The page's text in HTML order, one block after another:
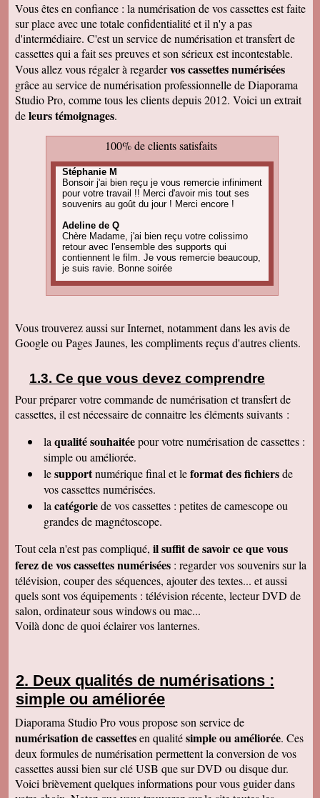
Vous êtes en confiance : la numérisation de vos cassettes est faite
sur place avec une totale confidentialité et il n'y a pas
d'intermédiaire. C'est un service de numérisation et transfert de
cassettes qui a fait ses preuves et son sérieux est incontestable.
Vous allez vous régaler à regardervos cassettes numérisées
grâce au service de numérisation professionnelle de Diaporama
Studio Pro, comme tous les clients depuis 2012. Voici un extrait
deleurs témoignages.
100% de clients satisfaits
Stéphanie M
Bonsoir j'ai bien reçu je vous remercie infiniment
pour votre travail !! Merci d'avoir mis tout ses
souvenirs au goût du jour ! Merci encore !
Adeline de Q
Chère Madame, j'ai bien reçu votre colissimo
retour avec l'ensemble des supports qui
contiennent le film. Je vous remercie beaucoup,
je suis ravie. Bonne soirée
projets de commande, alors, sûrement à bientôt
! Cordialement
d'image est parfaite. Merci beaucoup
Nadine H
Bonjour, on a bien reçu le colis on vous
remercie beaucoup bonne journée
Christian R
Encore une belle expérience, comme la
première fois nous sommes ravis. Merci de
pouvoir nous faire revivre le passé Travail
raffiné, effectué consciencieusement , avec en
plus des délais et prix tout à fait corrects
À recommander sans hésitation
Les Alesiens
Bonjour, super ! Suite au super résultat de la
première cassette, mes grands-parents ont
décidé de toutes les faire pour pouvoir voir a
nouveau ces souvenirs sur la télé :)
Cordialement
Cécile M
Bonjour. Je viens de recevoir le colis et je suis
en train de regarder les films sur mon ordinateur.
Amandine L
Bonjour nous avons bien reçus les cassettes et
les vidéos sont supers ! Merci beaucoup
Cordialement,
Jean-Marie B
Colis bien reçu ça marche en direct sur la TV.
Merci beaucoup. Des amis vont vous contacter
de ma part. Bonne continuation
Alain L
Vous trouverez aussi sur Internet, notamment dans les avis de
Google ou Pages Jaunes, les compliments reçus d'autres clients.
Ce que vous devez comprendre
Pour préparer votre commande de numérisation et transfert de
cassettes, il est nécessaire de connaitre les éléments suivants :
la qualité souhaitéepour votre numérisation de cassettes :
simple ou améliorée.
lesupportnumérique final et leformat des fichiersde
vos cassettes numérisées.
la catégoriede vos cassettes : petites de camescope ou
grandes de magnétoscope.
Tout cela n'est pas compliqué, il suffit de savoir ce que vous
ferez de vos cassettes numérisées : regarder vos souvenirs sur la
télévision, couper des séquences, ajouter des textes... et aussi
quels sont vos équipements : télévision récente, lecteur DVD de
salon, ordinateur sous windows ou mac...
Voilà donc de quoi éclairer vos lanternes.
Deux qualités de numérisations :
simple ou améliorée
Diaporama Studio Pro vous propose son service de
numérisation de cassettesen qualitésimple ou améliorée. Ces
deux formules de numérisation permettent la conversion de vos
cassettes aussi bien sur clé USB que sur DVD ou disque dur.
Voici brièvement quelques informations pour vous guider dans